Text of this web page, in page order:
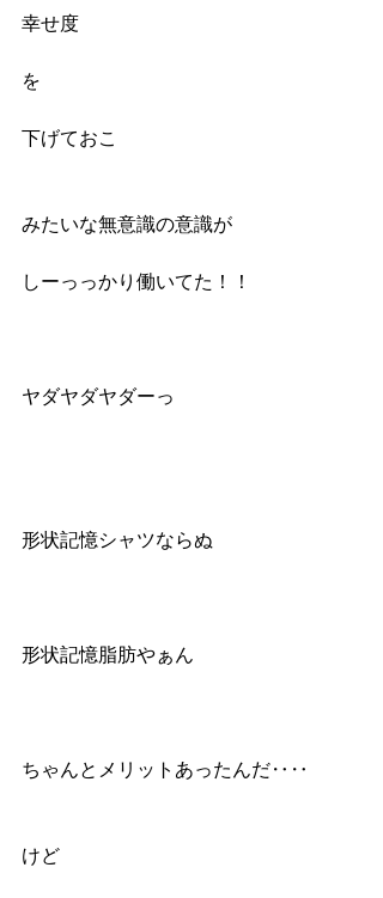
幸せ度
を
下げておこ
みたいな無意識の意識が
しーっっかり働いてた！！
ヤダヤダヤダーっ
形状記憶シャツならぬ
形状記憶脂肪やぁん
ちゃんとメリットあったんだ‥‥
けど